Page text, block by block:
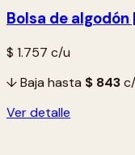
Bolsa de
$ 1.757 c/u
↓ Baja hasta $ 843
Ver detalle